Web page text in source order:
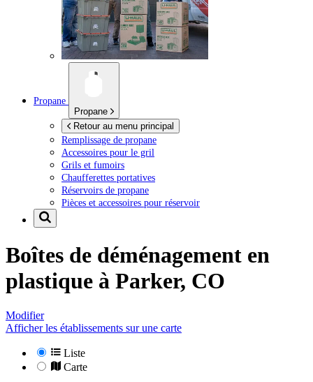
Propane
Propane
Retour au menu principal
Remplissage de propane
Accessoires pour le gril
Grils et fumoirs
Chaufferettes portatives
Réservoirs de propane
Pièces et accessoires pour réservoir
Boîtes de déménagement en
plastique à Parker, CO
Modifier
Afficher les établissements sur une carte
Liste
Carte